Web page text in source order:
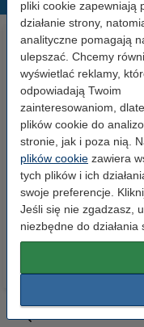
pliki cookie zapewniają
działanie strony,
analityczne pomagają
ulepszać. Chcemy
wyświetlać reklamy,
odpowiadają Twoim
zainteresowaniom,
plików cookie do
stronie, jak i poza nią.
plików cookie zawiera
tych plików i ich
swoje preferencje.
Jeśli się nie zgadzasz,
niezbędne do
Spinacze biurowe 33
okrągłe (100 sztuk),
2,90 zł z VAT